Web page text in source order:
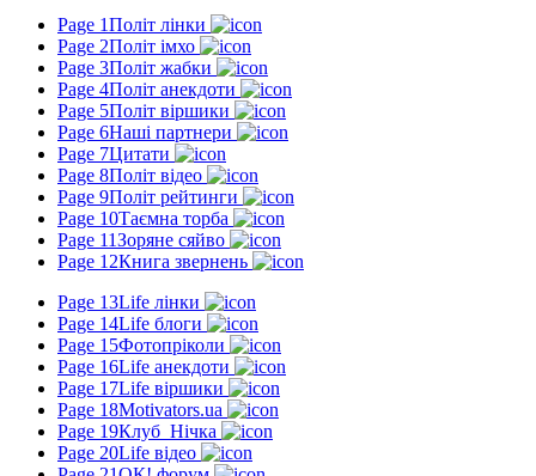
Page 1Політ лінки
Page 2Політ імхо
Page 3Політ жабки
Page 4Політ анекдоти
Page 5Політ віршики
Page 6Наші партнери
Page 7Цитати
Page 8Політ відео
Page 9Політ рейтинги
Page 10Таємна торба
Page 11Зоряне сяйво
Page 12Книга звернень
Page 13Life лінки
Page 14Life блоги
Page 15Фотопріколи
Page 16Life анекдоти
Page 17Life віршики
Page 18Motivators.ua
Page 19Клуб_Нічка
Page 20Life відео